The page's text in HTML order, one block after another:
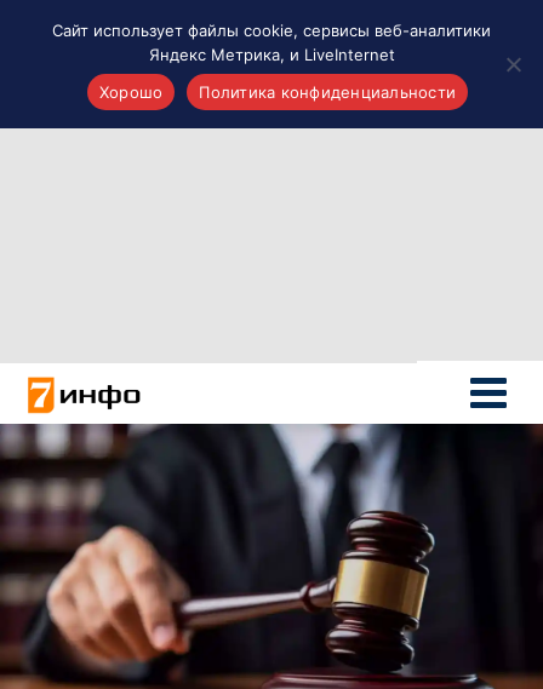
Новости России
Политика
Новости мира
Все материалы 7инфо
О НАС
ПОИСК ПО САЙТУ
Сайт использует файлы cookie, сервисы веб-аналитики
Яндекс Метрика, и LiveInternet
Хорошо
Политика конфиденциальности